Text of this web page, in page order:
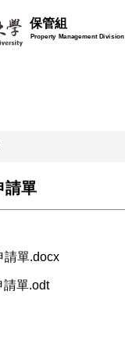
保管組
Property Management Division
請單
請單.docx
請單.odt